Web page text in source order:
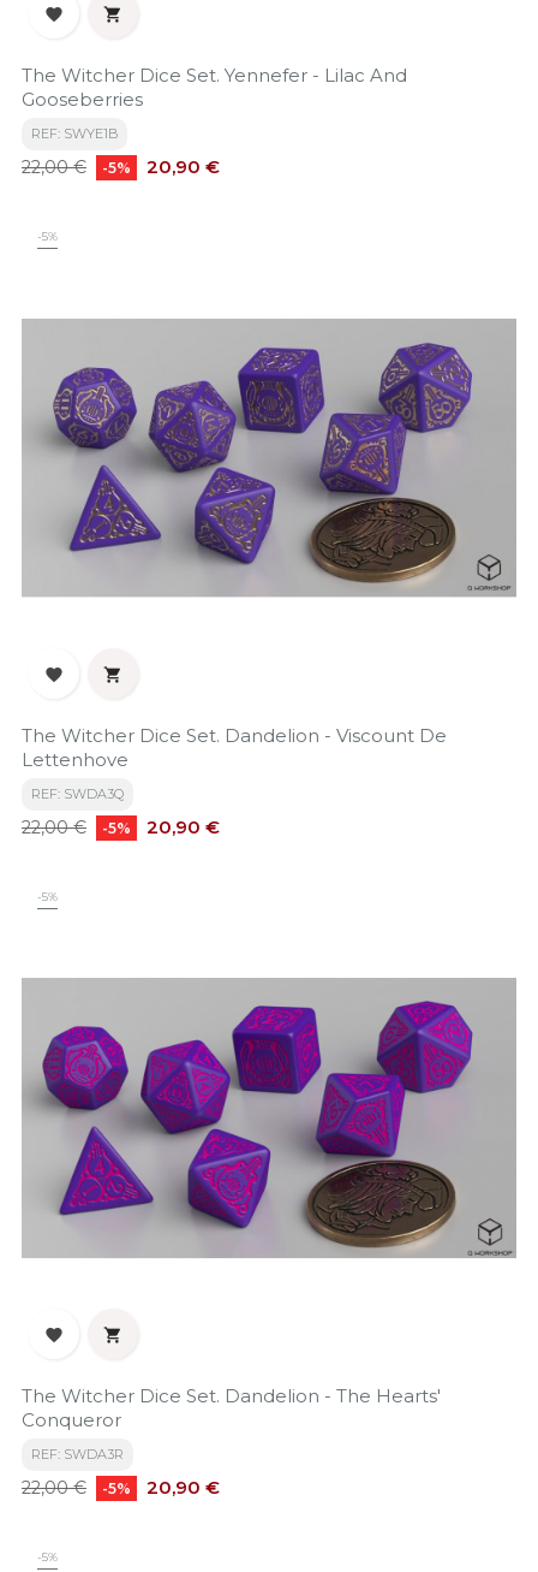
 
The Witcher Dice Set. Yennefer - Lilac And
Gooseberries
REF: SWYE1B
Precio
22,00 € -5% Precio
20,90 €
-5%
 
The Witcher Dice Set. Dandelion - Viscount De
Lettenhove
REF: SWDA3Q
Precio
22,00 € -5% Precio
20,90 €
-5%
 
The Witcher Dice Set. Dandelion - The Hearts'
Conqueror
REF: SWDA3R
Precio
22,00 € -5% Precio
20,90 €
-5%